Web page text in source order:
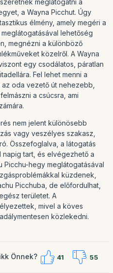
meglátogatni a
a Wayna Picchut. Úgy
élmény, amely megéri a
lehetőség
megnézni a különböző
közelről. A Wayna
egy csodálatos, páratlan
Fel lehet menni a
oda vezető út nehezebb,
a csúcsra, ami
nem jelent különösebb
vagy veszélyes szakasz,
Összefoglalva, a látogatás
napig tart, és elvégezhető a
Picchu-hegy meglátogatásával
küzdenek,
Picchuba, de előfordulhat,
területet. A
mivel a köves
közlekedni.
Önnek? 41 55